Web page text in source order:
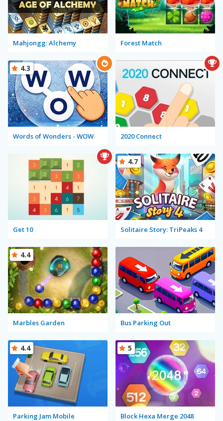
Mahjongg: Alchemy Forest Match
Words of Wonders - WOW
4.3
2020 Connect
Get 10 Solitaire Story: TriPeaks 4
4.7
Marbles Garden
4.4
Bus Parking Out
Parking Jam Mobile
4.4
Block Hexa Merge 2048
5